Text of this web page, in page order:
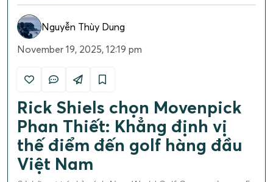
Nguyễn Thùy Dung
November 19, 2025, 12:19 pm
Rick Shiels chọn Movenpick
Phan Thiết: Khẳng định vị
thế điểm đến golf hàng đầu
Việt Nam